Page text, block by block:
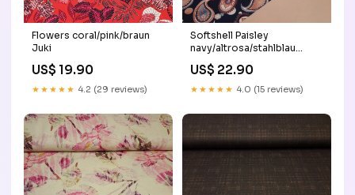
Flowers coral/pink/braun
Juki
US$ 19.90
★★★★★ 4.2 (29 reviews)
Softshell Paisley
navy/altrosa/stahlblau
Category_Stofflastig.ch/Stoffe/
Stoffe/Jeans\/
Hosenstoffe/nicht
US$ 22.90
★★★★★ 4.0 (15 reviews)